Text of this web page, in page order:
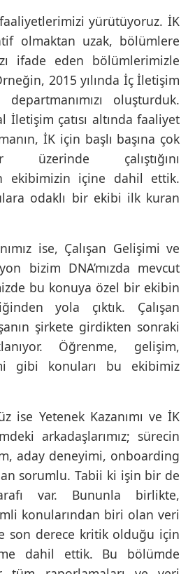
yürütüyoruz. İK
olmaktan uzak, bölümlere
ifade eden bölümlerimizle
2015 yılında İç İletişim
oluşturduk.
İletişim çatısı altında faaliyet
İK için başlı başına çok
üzerinde çalıştığını
ekibimizin içine dahil ettik.
odaklı bir ekibi ilk kuran
ise, Çalışan Gelişimi ve
bizim DNA’mızda mevcut
bu konuya özel bir ekibin
yola çıktık. Çalışan
şirkete girdikten sonraki
Öğrenme, gelişim,
gibi konuları bu ekibimiz
ise Yetenek Kazanımı ve İK
arkadaşlarımız; sürecin
aday deneyimi, onboarding
sorumlu. Tabii ki işin bir de
var. Bununla birlikte,
konularından biri olan veri
son derece kritik olduğu için
dahil ettik. Bu bölümde